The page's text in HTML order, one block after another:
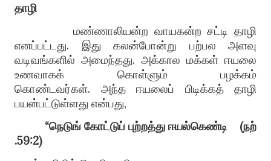
தாழி
மண்ணாலியன்ற வாயகன்ற சட்டி தாழி
எனப்பட்டது. இது கலன்போன்று பற்பல அளவு
வடிவங்களில் அமைந்தது. அக்கால மக்கள் ஈயலை
உணவாகக் கொள்ளும் பழக்கம்
கொண்டவர்கள். அந்த ஈயலைப் பிடிக்கத் தாழி
பயன்பட்டுள்ளது என்பது,
“நெடுங் கோட்டுப் புற்றத்து ஈயல்கெண்டி (நற்
.59:2)